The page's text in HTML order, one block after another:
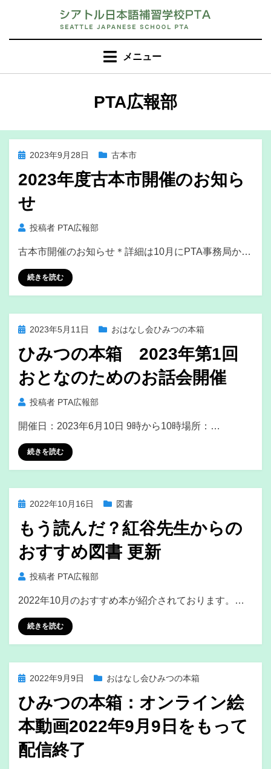
す
メニュー
投稿者
:
PTA広報部
投
日:
2023年9月28日 古本市
2023年度古本市開催のお知ら
せ
投稿者 PTA広報部
古本市開催のお知らせ＊詳細は10月にPTA事務局か…
続きを読む
投
日:
2023年5月11日 おはなし会ひみつの本箱
ひみつの本箱 2023年第1回
おとなのためのお話会開催
投稿者 PTA広報部
開催日：2023年6月10日 9時から10時場所：…
続きを読む
投
日:
2022年10月16日 図書
もう読んだ？紅谷先生からの
おすすめ図書 更新
投稿者 PTA広報部
2022年10月のおすすめ本が紹介されております。…
続きを読む
投
日:
2022年9月9日 おはなし会ひみつの本箱
ひみつの本箱：オンライン絵
本動画2022年9月9日をもって
配信終了